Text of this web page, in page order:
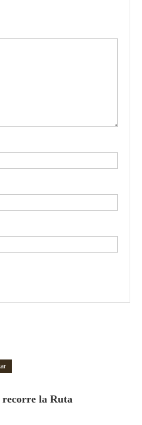
recorre la Ruta